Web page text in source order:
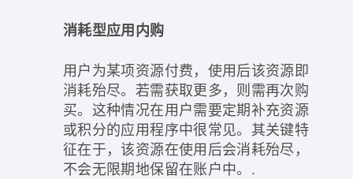
消耗型应用内购
用户为某项资源付费，使用后该资源即
消耗殆尽。若需获取更多，则需再次购
买。这种情况在用户需要定期补充资源
或积分的应用程序中很常见。其关键特
征在于，该资源在使用后会消耗殆尽，
不会无限期地保留在账户中。.